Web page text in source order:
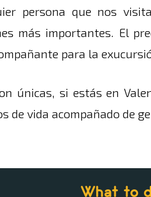
persona que nos
más importantes. El
para la
únicas, si estás en
de vida acompañado de
What to